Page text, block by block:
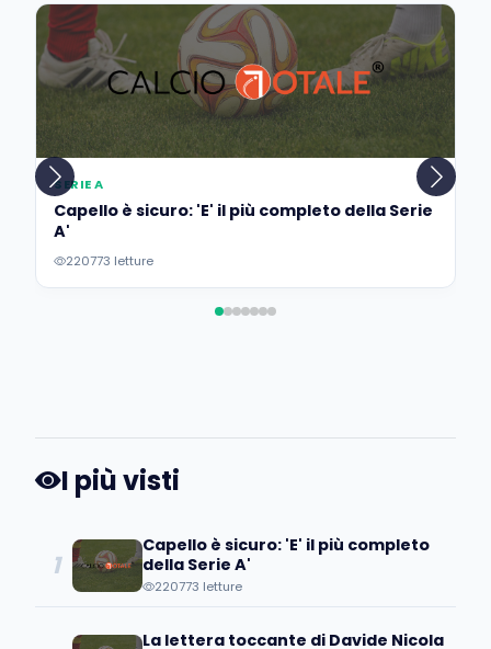
SERIE A
Capello è sicuro: 'E' il più completo della Serie
A'
220773 letture
I più visti
1
Capello è sicuro: 'E' il più completo
della Serie A'
220773 letture
La lettera toccante di Davide Nicola